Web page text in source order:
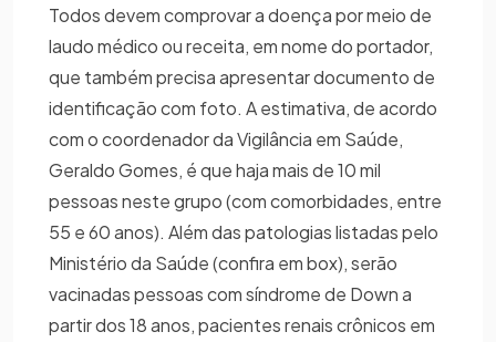
Todos devem comprovar a doença por meio de
laudo médico ou receita, em nome do portador,
que também precisa apresentar documento de
identificação com foto. A estimativa, de acordo
com o coordenador da Vigilância em Saúde,
Geraldo Gomes, é que haja mais de 10 mil
pessoas neste grupo (com comorbidades, entre
55 e 60 anos). Além das patologias listadas pelo
Ministério da Saúde (confira em box), serão
vacinadas pessoas com síndrome de Down a
partir dos 18 anos, pacientes renais crônicos em